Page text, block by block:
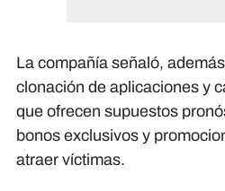
La compañía señaló,
clonación de aplicaciones y
que ofrecen supuestos
bonos exclusivos y
atraer víctimas.